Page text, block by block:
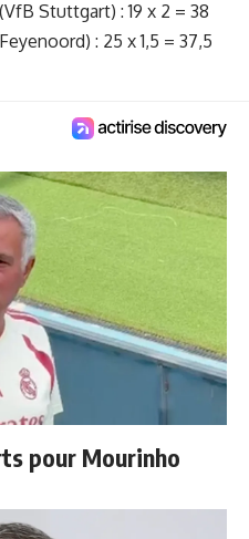
(VfB Stuttgart) : 19 x 2 = 38
: 25 x 1,5 = 37,5
pour Mourinho